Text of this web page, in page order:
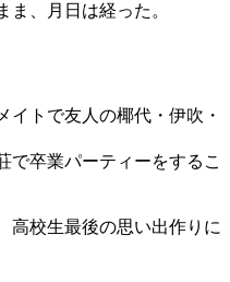
、月日は経った。
イトで友人の椰代・伊吹・
で卒業パーティーをするこ
高校生最後の思い出作りに